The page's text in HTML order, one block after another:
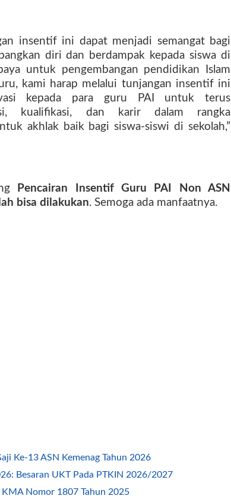
insentif ini dapat menjadi semangat bagi
diri dan berdampak kepada siswa di
untuk pengembangan pendidikan Islam
kami harap melalui tunjangan insentif ini
kepada para guru PAI untuk terus
kualifikasi, dan karir dalam rangka
akhlak baik bagi siswa-siswi di sekolah,”
Pencairan Insentif Guru PAI Non ASN
bisa dilakukan. Semoga ada manfaatnya.
Ke-13 ASN Kemenag Tahun 2026
Besaran UKT Pada PTKIN 2026/2027
Nomor 1807 Tahun 2025